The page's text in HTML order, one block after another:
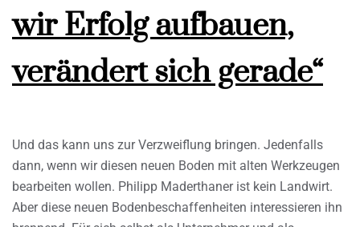
wir Erfolg aufbauen,
verändert sich gerade“
Und das kann uns zur Verzweiflung bringen. Jedenfalls
dann, wenn wir diesen neuen Boden mit alten Werkzeugen
bearbeiten wollen. Philipp Maderthaner ist kein Landwirt.
Aber diese neuen Bodenbeschaffenheiten interessieren ihn